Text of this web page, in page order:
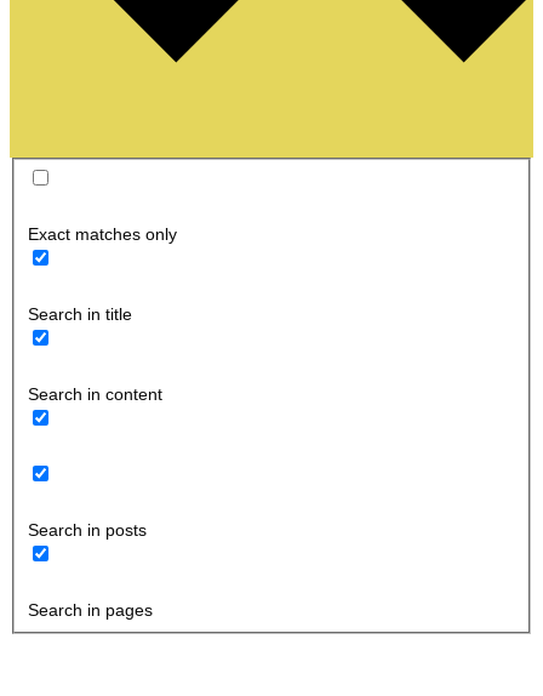
Exact matches only
Search in title
Search in content
Search in posts
Search in pages